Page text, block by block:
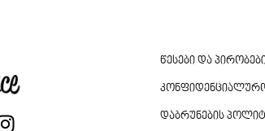
წესები და
დაბრუნების